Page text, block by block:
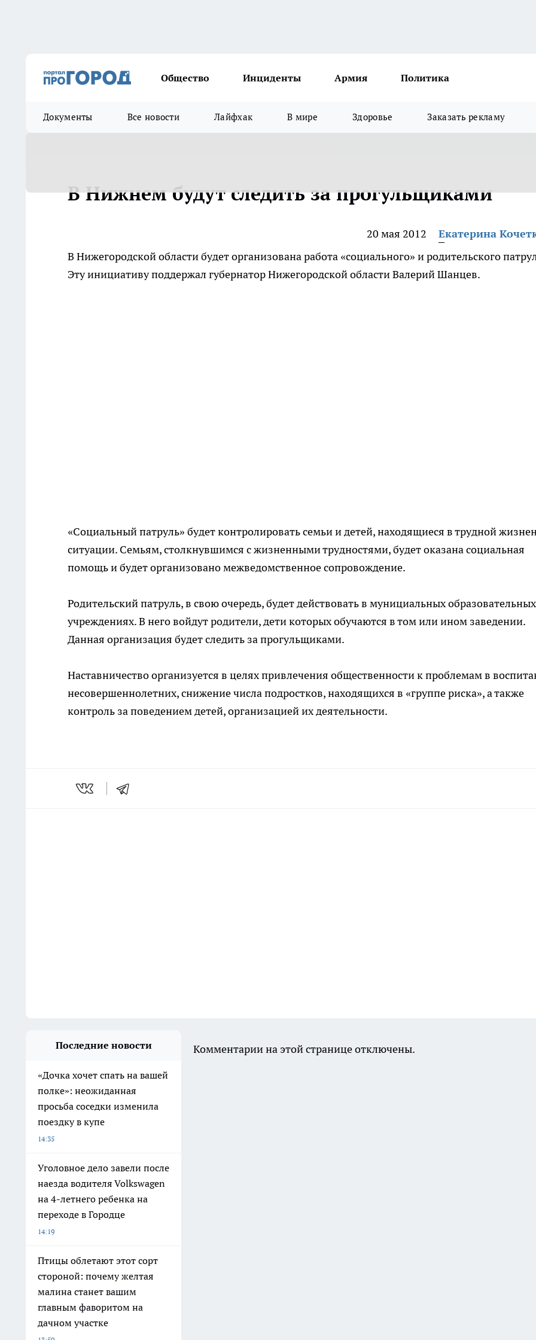
Общество Инциденты Армия Политика
Документы Все новости Лайфхак В мире Здоровье Заказать рекламу
В Нижнем будут следить за прогульщиками
20 мая 2012
Екатерина
В Нижегородской области будет организована работа «социального» и родительского
Эту инициативу поддержал губернатор Нижегородской области Валерий Шанцев.
«Социальный патруль» будет контролировать семьи и детей, находящиеся в трудной
ситуации. Семьям, столкнувшимся с жизненными трудностями, будет оказана социальная
помощь и будет организовано межведомственное сопровождение.
Родительский патруль, в свою очередь, будет действовать в мунициальных образовательных
учреждениях. В него войдут родители, дети которых обучаются в том или ином заведении.
Данная организация будет следить за прогульщиками.
Наставничество организуется в целях привлечения общественности к проблемам в
несовершеннолетних, снижение числа подростков, находящихся в «группе риска», а также
контроль за поведением детей, организацией их деятельности.
Последние новости
«Дочка хочет спать на вашей
полке»: неожиданная
просьба соседки изменила
поездку в купе
14:35
Уголовное дело завели после
наезда водителя Volkswagen
на 4-летнего ребенка на
переходе в Городце
14:19
Птицы облетают этот сорт
стороной: почему желтая
малина станет вашим
главным фаворитом на
дачном участке
Комментарии на этой странице отключены.